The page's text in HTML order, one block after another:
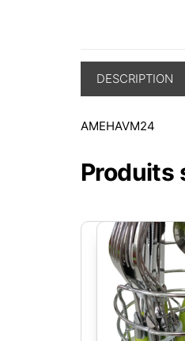
DESCRIPTION
AMEHAVM24
Produits